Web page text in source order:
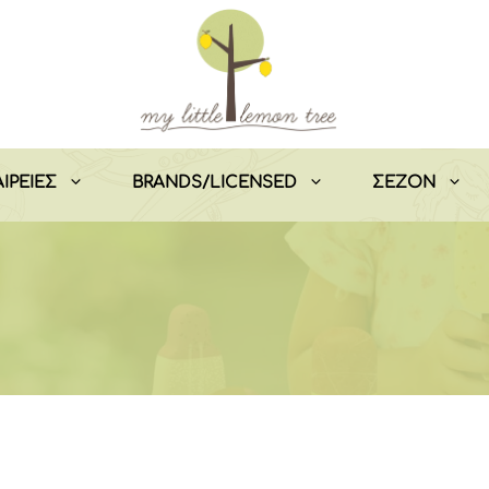
BRANDS/LICENSED ΣEZON